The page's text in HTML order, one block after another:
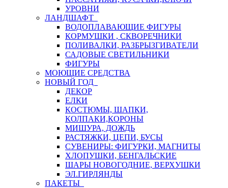
УРОВНИ
ЛАНДШАФТ
ВОДОПЛАВАЮЩИЕ ФИГУРЫ
КОРМУШКИ , СКВОРЕЧНИКИ
ПОЛИВАЛКИ, РАЗБРЫЗГИВАТЕЛИ
САДОВЫЕ СВЕТИЛЬНИКИ
ФИГУРЫ
МОЮЩИЕ СРЕДСТВА
НОВЫЙ ГОД
ДЕКОР
ЕЛКИ
КОСТЮМЫ, ШАПКИ,
КОЛПАКИ,КОРОНЫ
МИШУРА, ДОЖДЬ
РАСТЯЖКИ, ЦЕПИ, БУСЫ
СУВЕНИРЫ: ФИГУРКИ, МАГНИТЫ
ХЛОПУШКИ, БЕНГАЛЬСКИЕ
ШАРЫ НОВОГОДНИЕ, ВЕРХУШКИ
ЭЛ.ГИРЛЯНДЫ
ПАКЕТЫ